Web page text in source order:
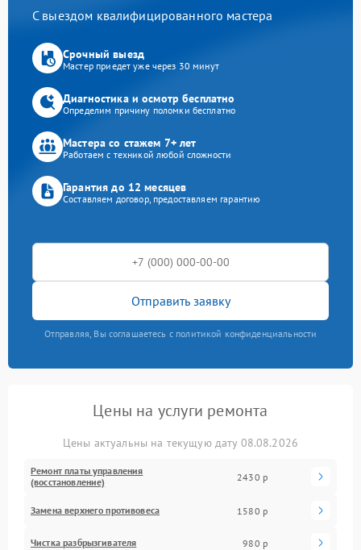
С выездом квалифицированного мастера
Срочный выезд
Мастер приедет уже через 30 минут
Диагностика и осмотр бесплатно
Определим причину поломки бесплатно
Мастера со стажем 7+ лет
Работаем с техникой любой сложности
Гарантия до 12 месяцев
Составляем договор, предоставляем гарантию
Отправить заявку
Отправляя, Вы соглашаетесь с политикой конфиденциальности
Цены на услуги ремонта
Цены актуальны на текущую дату 08.08.2026
Ремонт платы управления
(восстановление)
2430 р
Замена верхнего противовеса 1580 р
Чистка разбрызгивателя 980 р